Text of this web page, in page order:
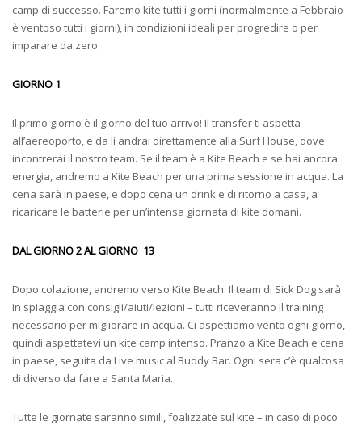
camp di successo. Faremo kite tutti i giorni (normalmente a Febbraio
è ventoso tutti i giorni), in condizioni ideali per progredire o per
imparare da zero.
GIORNO 1
Il primo giorno è il giorno del tuo arrivo! Il transfer ti aspetta
all’aereoporto, e da lì andrai direttamente alla Surf House, dove
incontrerai il nostro team. Se il team è a Kite Beach e se hai ancora
energia, andremo a Kite Beach per una prima sessione in acqua. La
cena sarà in paese, e dopo cena un drink e di ritorno a casa, a
ricaricare le batterie per un’intensa giornata di kite domani.
DAL GIORNO 2 AL GIORNO 13
Dopo colazione, andremo verso Kite Beach. Il team di Sick Dog sarà
in spiaggia con consigli/aiuti/lezioni – tutti riceveranno il training
necessario per migliorare in acqua. Ci aspettiamo vento ogni giorno,
quindi aspettatevi un kite camp intenso. Pranzo a Kite Beach e cena
in paese, seguita da Live music al Buddy Bar. Ogni sera c’è qualcosa
di diverso da fare a Santa Maria.
Tutte le giornate saranno simili, foalizzate sul kite – in caso di poco